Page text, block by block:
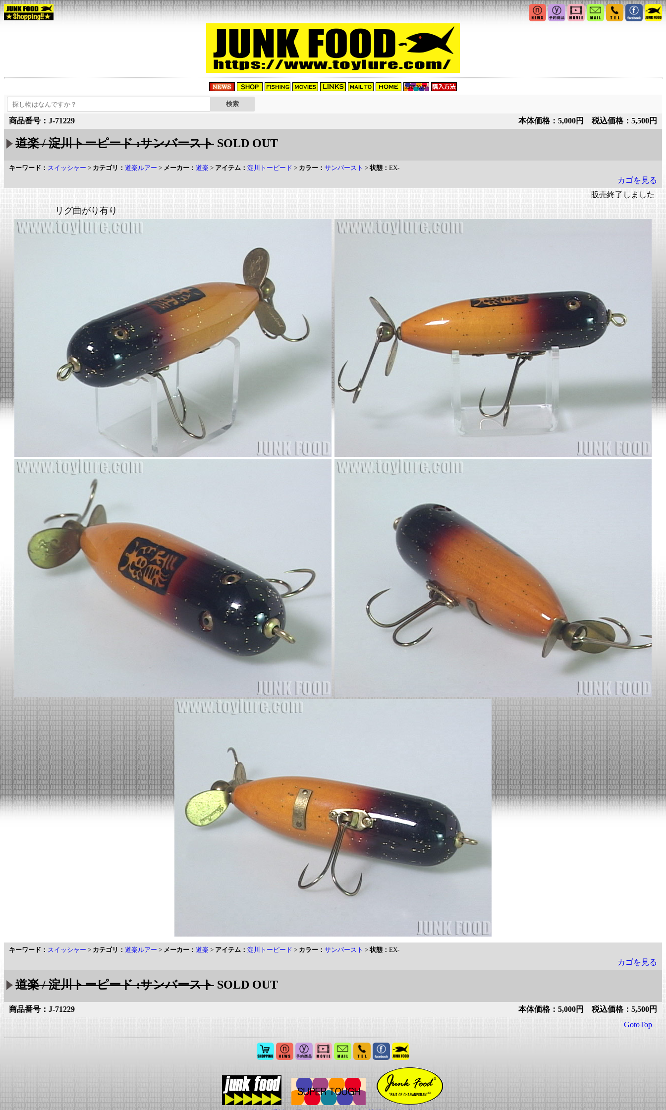
商品番号：J-71229 本体価格：5,000円 税込価格：5,500円
道楽 / 淀川トーピード :サンバースト SOLD OUT
キーワード： スイッシャー > カテゴリ： 道楽ルアー > メーカー： 道楽 > アイテム： 淀川トーピード > カラー： サンバースト >状態： EX-
カゴを見る
販売終了しました
リグ曲がり有り
キーワード： スイッシャー > カテゴリ： 道楽ルアー > メーカー： 道楽 > アイテム： 淀川トーピード > カラー： サンバースト >状態： EX-
カゴを見る
道楽 / 淀川トーピード :サンバースト SOLD OUT
商品番号：J-71229
本体価格：5,000円 税込価格：5,500円
GotoTop